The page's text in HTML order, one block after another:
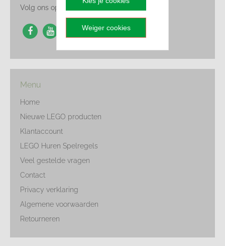
Volg ons op Social Media
Menu
Home
Nieuwe LEGO producten
Klantaccount
LEGO Huren Spelregels
Veel gestelde vragen
Contact
Privacy verklaring
Algemene voorwaarden
Retourneren
Weiger cookies